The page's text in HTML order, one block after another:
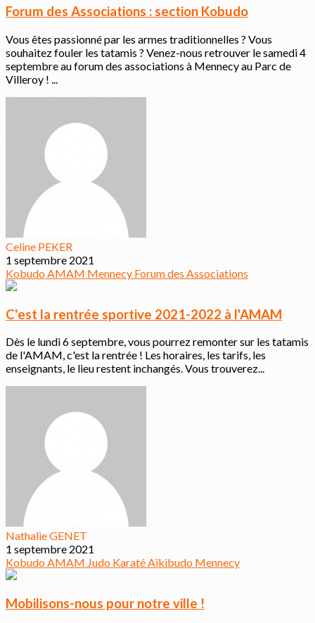
Forum des Associations : section Kobudo
Vous êtes passionné par les armes traditionnelles ? Vous
souhaitez fouler les tatamis ? Venez-nous retrouver le samedi 4
septembre au forum des associations à Mennecy au Parc de
Villeroy ! ...
Celine PEKER
1 septembre 2021
KobudoAMAM Mennecy Forum des Associations
C'est la rentrée sportive 2021-2022 à l'AMAM
Dès le lundi 6 septembre, vous pourrez remonter sur les tatamis
de l'AMAM, c'est la rentrée ! Les horaires, les tarifs, les
enseignants, le lieu restent inchangés. Vous trouverez...
Nathalie GENET
1 septembre 2021
KobudoAMAM Judo KaratéAïkibudo Mennecy
Mobilisons-nous pour notre ville !